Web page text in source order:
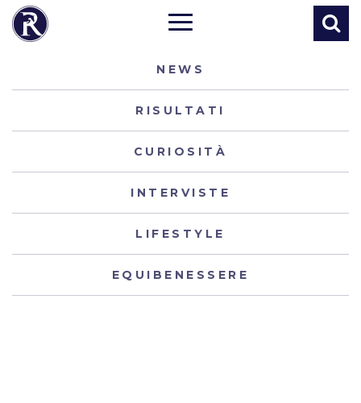
NEWS
RISULTATI
CURIOSITÀ
INTERVISTE
LIFESTYLE
EQUIBENESSERE